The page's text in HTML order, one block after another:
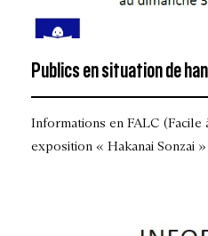
Informations en FALC (Facile
exposition « Hakanai Sonzai
Publics en situation de